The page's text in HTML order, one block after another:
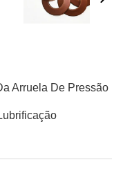
Arruela De Pressão